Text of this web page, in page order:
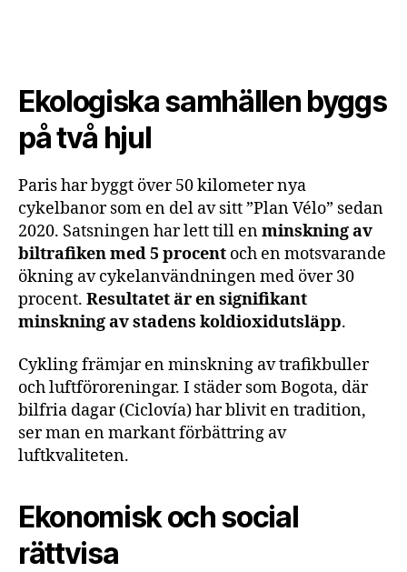
Ekologiska samhällen byggs
på två hjul
Paris har byggt över 50 kilometer nya
cykelbanor som en del av sitt ”Plan Vélo” sedan
2020. Satsningen har lett till enminskning av
biltrafiken med 5 procent och en motsvarande
ökning av cykelanvändningen med över 30
procent. Resultatet är en signifikant
minskning av stadens koldioxidutsläpp.
Cykling främjar en minskning av trafikbuller
och luftföroreningar. I städer som Bogota, där
bilfria dagar (Ciclovía) har blivit en tradition,
ser man en markant förbättring av
luftkvaliteten.
Ekonomisk och social
rättvisa